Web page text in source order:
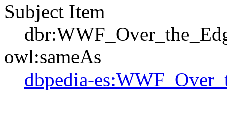
Subject Item
owl:sameAs
dbpedia-